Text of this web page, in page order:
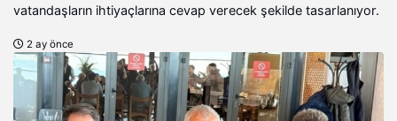
vatandaşların ihtiyaçlarına cevap verecek şekilde tasarlanıyor.
2 ay önce